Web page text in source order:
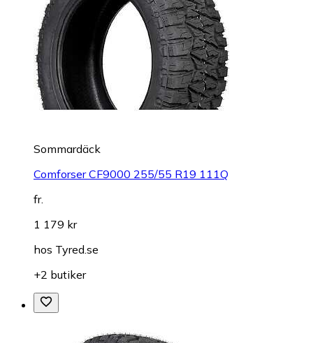
Sommardäck
Comforser CF9000 255/55 R19 111Q
fr.
1 179 kr
hos Tyred.se
+2 butiker